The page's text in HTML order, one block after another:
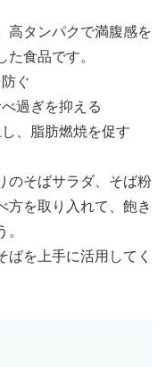
高タンパクで満腹感を
食品です。
ぐ
過ぎを抑える
、脂肪燃焼を促す
のそばサラダ、そば粉
方を取り入れて、飽き
ばを上手に活用してく